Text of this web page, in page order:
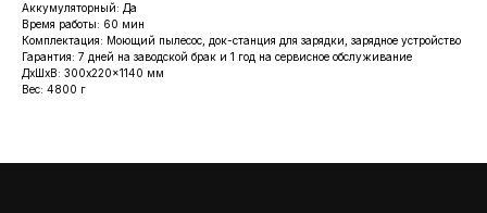
Аккумуляторный: Да
Время работы: 60 мин
Комплектация: Моющий пылесос, док-станция для зарядки, зарядное устройство
Гарантия: 7 дней на заводской брак и 1 год на сервисное обслуживание
ДxШxВ: 300x220x1140 мм
Вес: 4800 г